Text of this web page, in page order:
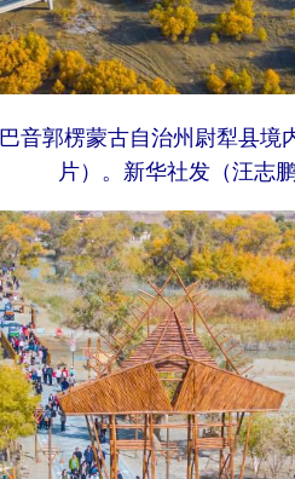
音郭楞蒙古自治州尉犁县境
片）。 新华社发（汪志鹏